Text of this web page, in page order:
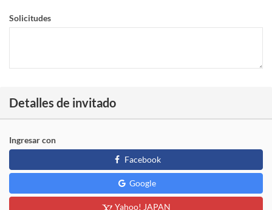
Solicitudes
Detalles de invitado
Ingresar con
Facebook
Google
Yahoo! JAPAN